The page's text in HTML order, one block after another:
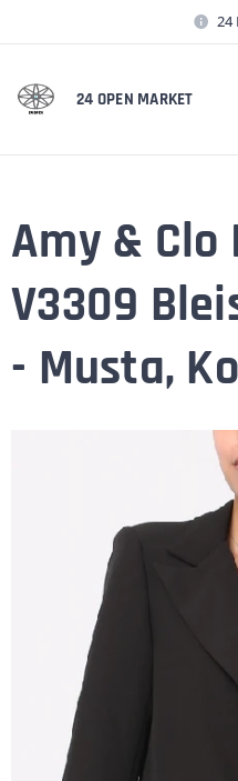
24
24 OPEN MARKET
Amy & Clo
V3309
- Musta,